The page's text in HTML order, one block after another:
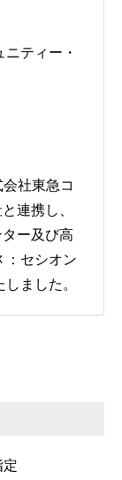
ティー・
社東急コ
連携し、
ー及び高
：セシオン
ました。